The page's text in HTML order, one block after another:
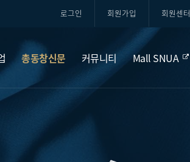
로그인 회원가입 회원센터
총동창신문 커뮤니티 Mall SNUA